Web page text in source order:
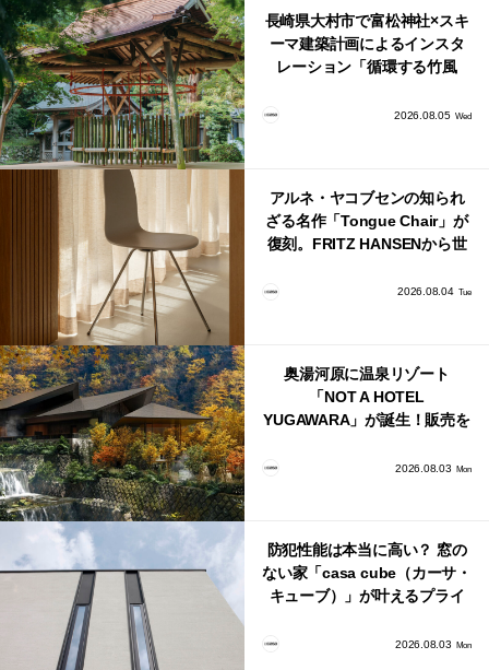
長崎県大村市で富松神社×スキ
ーマ建築計画によるインスタ
レーション「循環する竹風
2026.08.05 Wed
アルネ・ヤコブセンの知られ
ざる名作「Tongue Chair」が
復刻。FRITZ HANSENから世
2026.08.04 Tue
奥湯河原に温泉リゾート
「NOT A HOTEL
YUGAWARA」が誕生！販売を
2026.08.03 Mon
防犯性能は本当に高い？ 窓の
ない家「casa cube（カーサ・
キューブ）」が叶えるプライ
2026.08.03 Mon